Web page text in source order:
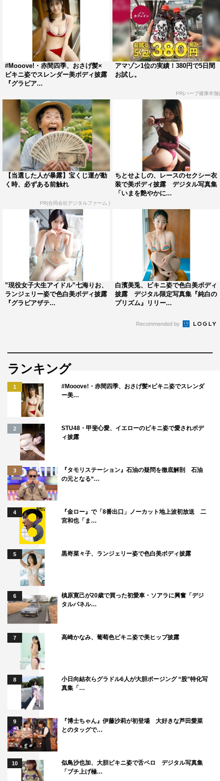
#Mooove!・赤間四季、おさげ髪×
ビキニ姿でスレンダー美ボディ披露
『グラビア...
アマゾン1位の実績！380円で5日間
お試し。
PR(ハーブ健康本舗)
【当選した人が暴露】宝くじ運が動
く時、必ずある前触れ
PR(合同会社デジタルファーム )
ちとせよしの、レースのセクシー衣
装で美ボディ披露 デジタル写真集
「いまを艶やかに...
”現役女子大生アイドル”七海りお、
ランジェリー姿で色白美ボディ披露
『グラビアザテ...
白濱美兎、ビキニ姿で色白美ボディ
披露 デジタル限定写真集『純白の
プリズム』リリー...
Recommended by
ランキング
1
#Mooove!・赤間四季、おさげ髪×ビキニ姿でスレンダ
ー美…
2
STU48・甲斐心愛、イエローのビキニ姿で愛されボデ
ィ披露
3
『タモリステーション』石油の疑問を徹底解剖 石油
の元となる“…
4
『金ロー』で「8番出口」ノーカット地上波初放送 二
宮和也「ま…
5 黒嵜菜々子、ランジェリー姿で色白美ボディ披露
6
槙原寛己が20歳で買った初愛車・ソアラに興奮「デジ
タルパネル…
7 高崎かなみ、葡萄色ビキニ姿で美ヒップ披露
8
小日向結衣らグラドル6人が大胆ポージング “股”特化写
真集「…
9
『博士ちゃん』伊藤沙莉が初登場 大好きな芦田愛菜
とのタッグで…
10
似鳥沙也加、大胆ビキニ姿で舌ペロ デジタル写真集
「ブチ上げ極…